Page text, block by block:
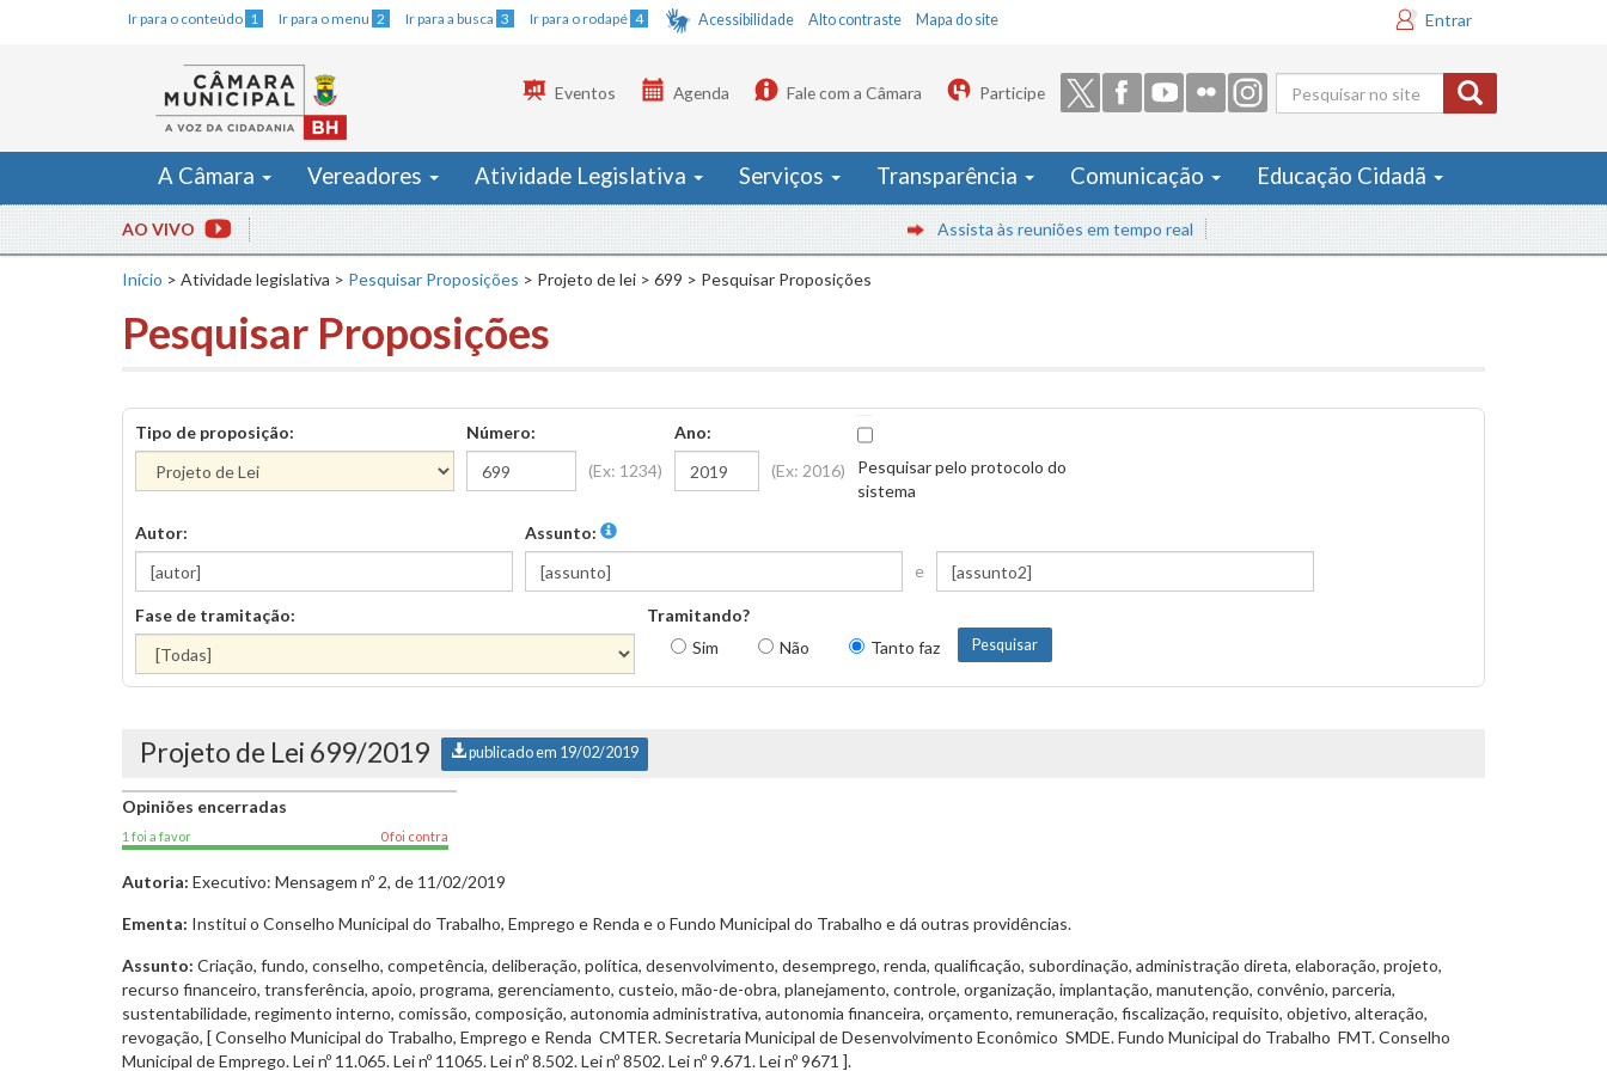
Ir para o conteúdo 1 Ir para o menu 2 Ir para a busca 3 Ir para o rodapé 4 Acessibilidade Alto contraste Mapa do site Entrar
Formulário
de busca
Eventos Agenda Fale com a Câmara Participe
A Câmara Vereadores Atividade Legislativa Serviços Transparência Comunicação Educação Cidadã
AO VIVO Assista às reuniões em tempo real
Início > Atividade legislativa > Pesquisar Proposições > Projeto de lei > 699 > Pesquisar Proposições
Pesquisar Proposições
Tipo de proposição:
Número:
(Ex: 1234)
Ano:
(Ex: 2016)
Pesquisar pelo protocolo do
sistema
Autor:
Assunto:
e
Fase de tramitação:
Tramitando?
Sim
Não Tanto faz
Projeto de Lei 699/2019 publicado em 19/02/2019
Opiniões encerradas
1 foi a favor 0 foi contra
Autoria: Executivo: Mensagem nº 2, de 11/02/2019
Ementa: Institui o Conselho Municipal do Trabalho, Emprego e Renda e o Fundo Municipal do Trabalho e dá outras providências.
Assunto: Criação, fundo, conselho, competência, deliberação, política, desenvolvimento, desemprego, renda, qualificação, subordinação, administração direta, elaboração, projeto,
recurso financeiro, transferência, apoio, programa, gerenciamento, custeio, mão-de-obra, planejamento, controle, organização, implantação, manutenção, convênio, parceria,
sustentabilidade, regimento interno, comissão, composição, autonomia administrativa, autonomia financeira, orçamento, remuneração, fiscalização, requisito, objetivo, alteração,
revogação, [ Conselho Municipal do Trabalho, Emprego e Renda  CMTER. Secretaria Municipal de Desenvolvimento Econômico  SMDE. Fundo Municipal do Trabalho  FMT. Conselho
Municipal de Emprego. Lei nº 11.065. Lei nº 11065. Lei nº 8.502. Lei nº 8502. Lei nº 9.671. Lei nº 9671 ].